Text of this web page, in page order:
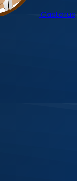
Castorus